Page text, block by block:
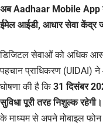
अब Aadhaar Mobile App
ईमेल आईडी, आधार सेवा केंद्र
डिजिटल सेवाओं को अधिक
पहचान प्राधिकरण (UIDAI) ने
घोषणा की है कि31 दिसंबर
सुविधा पूरी तरह निशुल्क रहेगी।
के माध्यम से अपने मोबाइल